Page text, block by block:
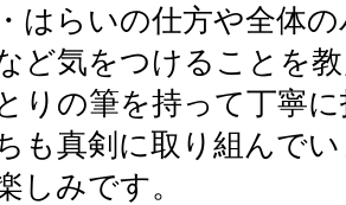
はらいの仕方や全体
ど気をつけることを
りの筆を持って丁寧
も真剣に取り組んで
しみです。